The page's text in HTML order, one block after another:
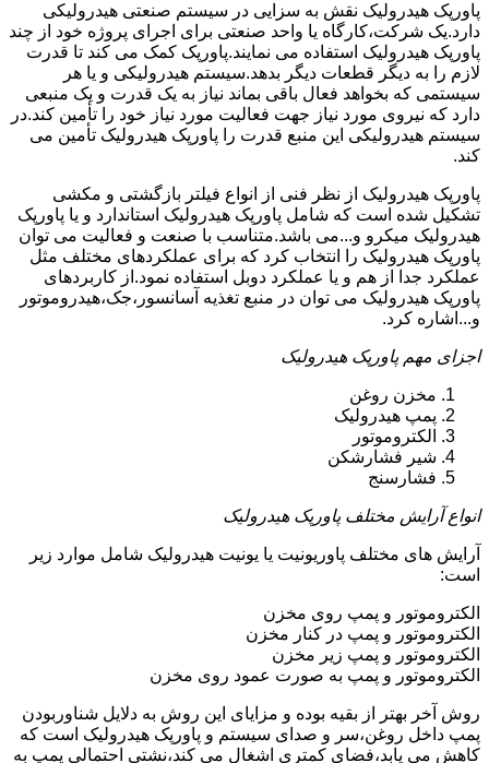
پاورپک هیدرولیک نقش به سزایی در سیستم صنعتی هیدرولیکی
دارد.یک شرکت،کارگاه یا واحد صنعتی برای اجرای پروژه خود از چند
پاورپک هیدرولیک استفاده می نمایند.پاورپک کمک می کند تا قدرت
لازم را به دیگر قطعات دیگر بدهد.سیستم هیدرولیکی و یا هر
سیستمی که بخواهد فعال باقی بماند نیاز به یک قدرت و یک منبعی
دارد که نیروی مورد نیاز جهت فعالیت مورد نیاز خود را تأمین کند.در
سیستم هیدرولیکی این منبع قدرت را پاورپک هیدرولیک تأمین می
کند.
پاورپک هیدرولیک از نظر فنی از انواع فیلتر بازگشتی و مکشی
تشکیل شده است که شامل پاورپک هیدرولیک استاندارد و یا پاورپک
هیدرولیک میکرو و...می باشد.متناسب با صنعت و فعالیت می توان
پاورپک هیدرولیک را انتخاب کرد که برای عملکردهای مختلف مثل
عملکرد جدا از هم و یا عملکرد دوبل استفاده نمود.از کاربردهای
پاورپک هیدرولیک می توان در منبع تغذیه آسانسور،جک،هیدروموتور
و...اشاره کرد.
اجزای مهم پاورپک هیدرولیک
مخزن روغن
پمپ هیدرولیک
الکتروموتور
شیر فشارشکن
فشارسنج
انواع آرایش مختلف پاورپک هیدرولیک
آرایش های مختلف پاوریونیت یا یونیت هیدرولیک شامل موارد زیر
است:
الکتروموتور و پمپ روی مخزن
الکتروموتور و پمپ در کنار مخزن
الکتروموتور و پمپ زیر مخزن
الکتروموتور و پمپ به صورت عمود روی مخزن
روش آخر بهتر از بقیه بوده و مزایای این روش به دلایل شناوربودن
پمپ داخل روغن،سر و صدای سیستم و پاورپک هیدرولیک است که
کاهش می یابد،فضای کمتری اشغال می کند،نشتی احتمالی پمپ به